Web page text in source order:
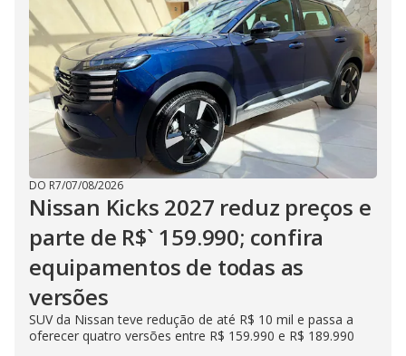
DO R7/07/08/2026
Nissan Kicks 2027 reduz preços e
parte de R$` 159.990; confira
equipamentos de todas as
versões
SUV da Nissan teve redução de até R$ 10 mil e passa a
oferecer quatro versões entre R$ 159.990 e R$ 189.990